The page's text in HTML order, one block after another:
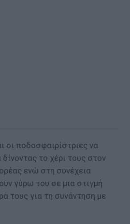
οι ποδοσφαιρίστριες να
το χέρι τους στον
ενώ στη συνέχεια
γύρω του σε μια στιγμή
τους για τη συνάντηση με